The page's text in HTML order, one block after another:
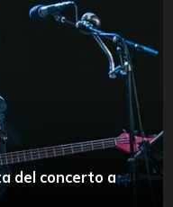
del concerto a